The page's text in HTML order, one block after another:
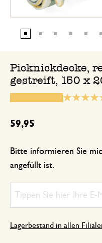
Picknickdecke,
gestreift, 150 x
59,95
Bitte informieren Sie
angefüllt ist.
Lagerbestand in allen